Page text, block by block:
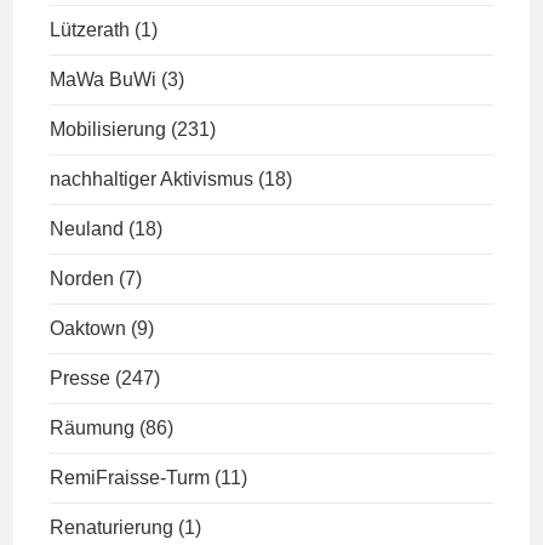
Lützerath (1)
MaWa BuWi (3)
Mobilisierung (231)
nachhaltiger Aktivismus (18)
Neuland (18)
Norden (7)
Oaktown (9)
Presse (247)
Räumung (86)
RemiFraisse-Turm (11)
Renaturierung (1)